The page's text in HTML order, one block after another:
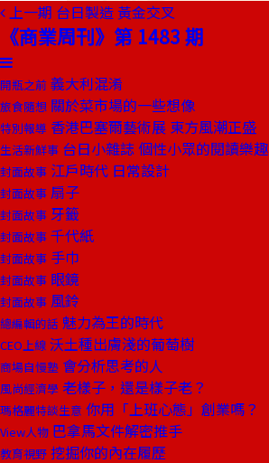
上一期 台日製造 黃金交叉
《商業周刊》第 1483 期
開瓶之前 義大利混淆
旅食隨想 關於菜市場的一些想像
特別報導 香港巴塞爾藝術展 東方風潮正盛
生活新鮮事 台日小雜誌 個性小眾的閱讀樂趣
封面故事 江戶時代 日常設計
封面故事 扇子
封面故事 牙籤
封面故事 千代紙
封面故事 手巾
封面故事 眼鏡
封面故事 風鈴
總編輯的話 魅力為王的時代
CEO上線 沃土種出膚淺的葡萄樹
商場自慢塾 會分析思考的人
風尚經濟學 老樣子，還是樣子老？
瑪格麗特談生意 你用「上班心態」創業嗎？
View人物 巴拿馬文件解密推手
教育視野 挖掘你的內在履歷